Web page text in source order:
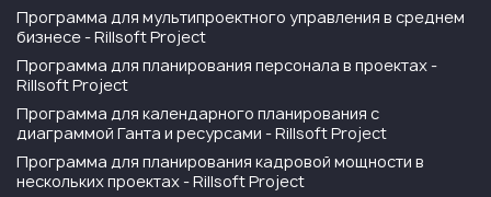
Программа для мультипроектного управления в среднем
бизнесе - Rillsoft Project
Программа для планирования персонала в проектах -
Rillsoft Project
Программа для календарного планирования с
диаграммой Ганта и ресурсами - Rillsoft Project
Программа для планирования кадровой мощности в
нескольких проектах - Rillsoft Project